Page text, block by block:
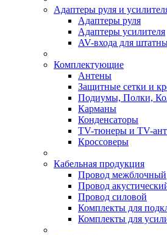
Адаптеры руля и
Адаптеры руля
Адаптеры усилителя
AV-входа для
Комплектующие
Антены
Защитные сетки и
Подиумы, Полки,
Карманы
Конденсаторы
TV-тюнеры и TV-
Кроссоверы
Кабельная продукция
Провод межблочный
Провод
Провод силовой
Комплекты для
Комплекты для